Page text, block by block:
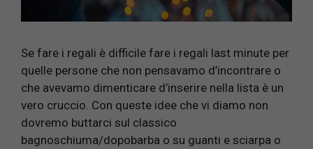
Se fare i regali è difficile fare i regali last minute per
quelle persone che non pensavamo d’incontrare o
che avevamo dimenticare d’inserire nella lista è un
vero cruccio. Con queste idee che vi diamo non
dovremo buttarci sul classico
bagnoschiuma/dopobarba o su guanti e sciarpa o